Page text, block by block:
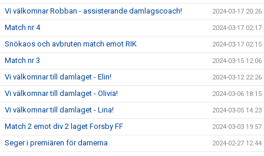
Vi välkomnar Robban - assisterande damlagscoach! 2024-03-17 20:26
Match nr 4 2024-03-17 02:17
Snökaos och avbruten match emot RIK 2024-03-17 02:15
Match nr 3 2024-03-15 12:06
Vi välkomnar till damlaget - Elin! 2024-03-12 22:26
Vi välkomnar till damlaget - Olivia! 2024-03-06 18:15
Vi välkomnar till damlaget - Lina! 2024-03-05 14:23
Match 2 emot div 2 laget Forsby FF 2024-03-03 19:57
Seger i premiären för damerna 2024-02-27 12:44